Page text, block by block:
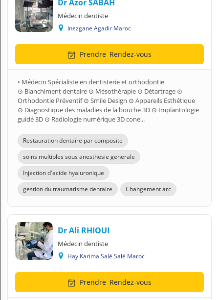
Dr Azor SABAH
Médecin dentiste
Inezgane Agadir Maroc
Prendre Rendez-vous
• Médecin Spécialiste en dentisterie et orthodontie
⊙ Blanchiment dentaire ⊙ Mésothérapie ⊙ Détartrage ⊙
Orthodontie Préventif ⊙ Smile Design ⊙ Appareils Esthétique
⊙ Diagnostique des maladies de la bouche 3D ⊙ Implantologie
guidé 3D ⊙ Radiologie numérique 3D cone...
Restauration dentaire par composite
soins multiples sous anesthesie generale
Injection d'acide hyaluronique
gestion du traumatisme dentaire
Changement arc
Dr Ali RHIOUI
Médecin dentiste
Hay Karima Salé Salé Maroc
Prendre Rendez-vous